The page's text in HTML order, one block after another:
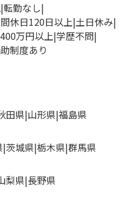
転勤なし
休日120日以上 土日休み
万円以上 学歴不問
制度あり
田県 山形県 福島県
茨城県 栃木県 群馬県
梨県 長野県